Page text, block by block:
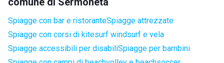
Spiagge con bar e ristoranteSpiagge attrezzate
Spiagge con corsi di kitesurf windsurf e vela
Spiagge accessibili per disabiliSpiagge per bambini